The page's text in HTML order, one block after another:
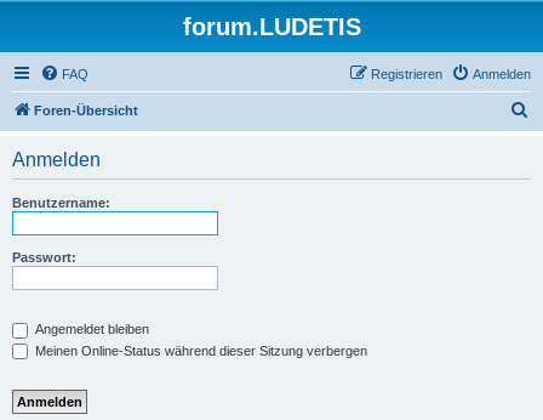
forum.LUDETIS
FAQ Anmelden
Registrieren
Foren-Übersicht
Anmelden
Benutzername:
Passwort:
Angemeldet bleiben
Meinen Online-Status während dieser Sitzung verbergen